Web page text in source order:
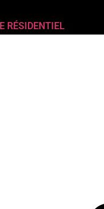
RÉSIDENTIEL